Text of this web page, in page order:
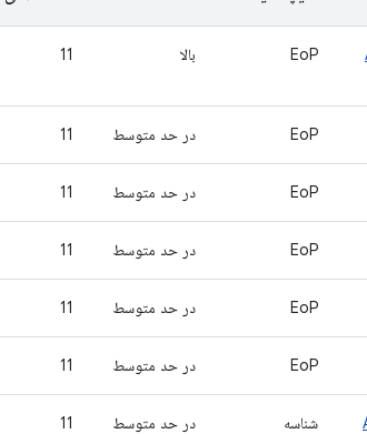
EoP بالا 11
EoP در حد متوسط 11
EoP در حد متوسط 11
EoP در حد متوسط 11
EoP در حد متوسط 11
EoP در حد متوسط 11
شناسه در حد متوسط 11